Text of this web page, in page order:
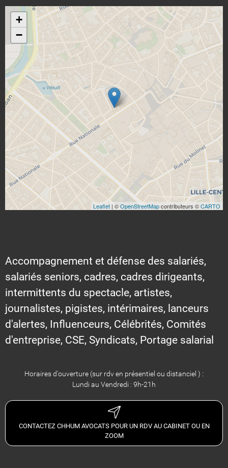
+
−
Leaflet | ©OpenStreetMapcontributeurs ©CARTO
Accompagnement et défense des salariés,
salariés seniors, cadres, cadres dirigeants,
intermittents du spectacle, artistes,
journalistes, pigistes, intérimaires, lanceurs
d'alertes, Influenceurs, Célébrités, Comités
d'entreprise, CSE, Syndicats, Portage salarial
Horaires d'ouverture (sur rdv en présentiel ou distanciel ) :
Lundi au Vendredi : 9h-21h
CONTACTEZ CHHUM AVOCATS POUR UN RDV AU CABINET OU EN
ZOOM